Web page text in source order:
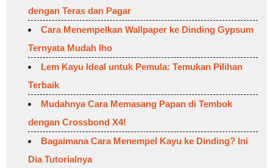
dengan Teras dan Pagar
Cara Menempelkan Wallpaper ke Dinding Gypsum
Ternyata Mudah lho
Lem Kayu Ideal untuk Pemula: Temukan Pilihan
Terbaik
Mudahnya Cara Memasang Papan di Tembok
dengan Crossbond X4!
Bagaimana Cara Menempel Kayu ke Dinding? Ini
Dia Tutorialnya